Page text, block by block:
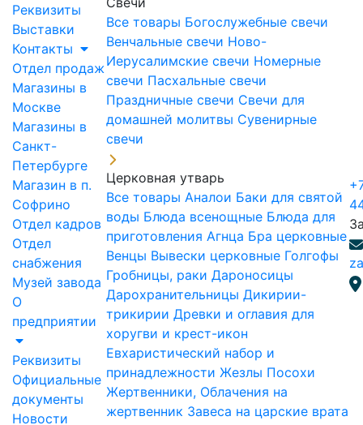
Реквизиты
Выставки
Контакты
Отдел продаж
Магазины в
Москве
Магазины в
Санкт-
Петербурге
Магазин в п.
Софрино
Отдел кадров
Отдел
снабжения
Музей завода
О
предприятии
Реквизиты
Официальные
документы
Новости
Все товары Богослужебные свечи
Венчальные свечи Ново-
Иерусалимские свечи Номерные
свечи Пасхальные свечи
Праздничные свечи Свечи для
домашней молитвы Сувенирные
свечи
Церковная утварь
Все товары Аналои Баки для святой
воды Блюда всенощные Блюда для
приготовления Агнца Бра церковные
Венцы Вывески церковные Голгофы
Гробницы, раки Дароносицы
Дарохранительницы Дикирии-
трикирии Древки и оглавия для
хоругви и крест-икон
Евхаристический набор и
принадлежности Жезлы Посохи
Жертвенники, Облачения на
жертвенник Завеса на царские врата